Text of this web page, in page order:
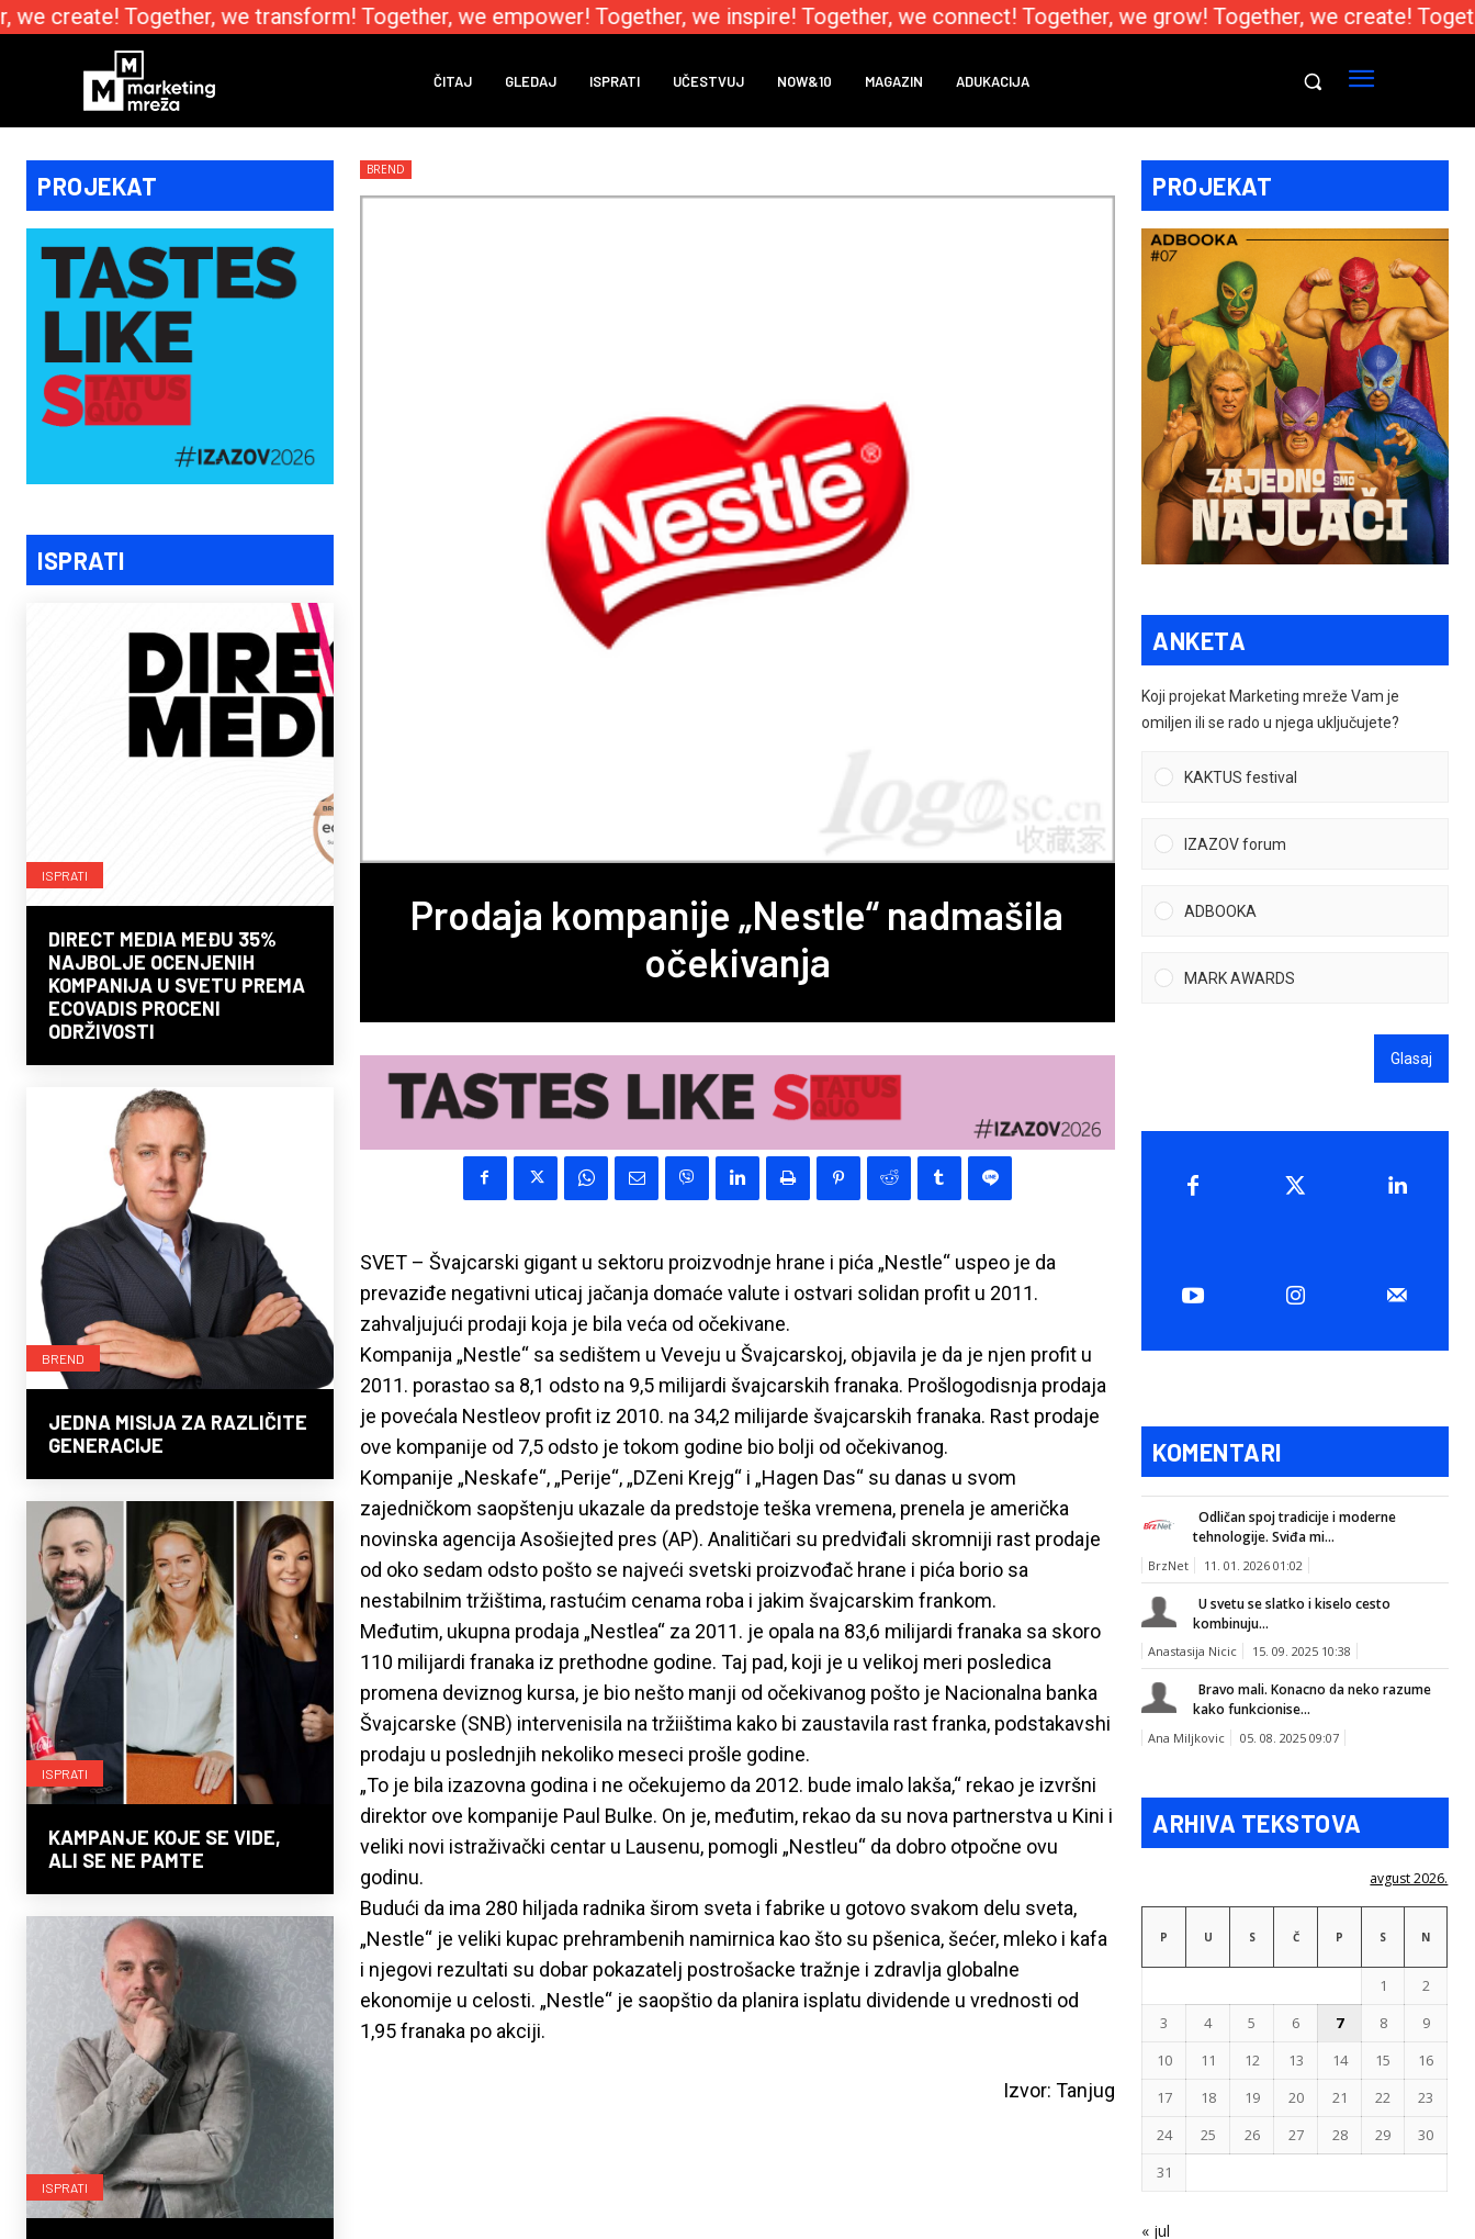
create! Together, we transform! Together, we empower! Together, we inspire! Together, we connect! Together, we grow! Together, we create!
ČITAJ GLEDAJ ISPRATI UČESTVUJ NOW&10 MAGAZIN ADUKACIJA
PROJEKAT
ISPRATI
ISPRATI
DIRECT MEDIA MEĐU 35%
NAJBOLJE OCENJENIH
KOMPANIJA U SVETU PREMA
ECOVADIS PROCENI
ODRŽIVOSTI
BREND
JEDNA MISIJA ZA RAZLIČITE
GENERACIJE
ISPRATI
KAMPANJE KOJE SE VIDE,
ALI SE NE PAMTE
ISPRATI
BREND
Prodaja kompanije „Nestle“ nadmašila
očekivanja
SVET – Švajcarski gigant u sektoru proizvodnje hrane i pića „Nestle“ uspeo je da
prevaziđe negativni uticaj jačanja domaće valute i ostvari solidan profit u 2011.
zahvaljujući prodaji koja je bila veća od očekivane.
Kompanija „Nestle“ sa sedištem u Veveju u Švajcarskoj, objavila je da je njen profit u
2011. porastao sa 8,1 odsto na 9,5 milijardi švajcarskih franaka. Prošlogodisnja prodaja
je povećala Nestleov profit iz 2010. na 34,2 milijarde švajcarskih franaka. Rast prodaje
ove kompanije od 7,5 odsto je tokom godine bio bolji od očekivanog.
Kompanije „Neskafe“, „Perije“, „DZeni Krejg“ i „Hagen Das“ su danas u svom
zajedničkom saopštenju ukazale da predstoje teška vremena, prenela je američka
novinska agencija Asošiejted pres (AP). Analitičari su predviđali skromniji rast prodaje
od oko sedam odsto pošto se najveći svetski proizvođač hrane i pića borio sa
nestabilnim tržištima, rastućim cenama roba i jakim švajcarskim frankom.
Međutim, ukupna prodaja „Nestlea“ za 2011. je opala na 83,6 milijardi franaka sa skoro
110 milijardi franaka iz prethodne godine. Taj pad, koji je u velikoj meri posledica
promena deviznog kursa, je bio nešto manji od očekivanog pošto je Nacionalna banka
Švajcarske (SNB) intervenisila na tržiištima kako bi zaustavila rast franka, podstakavshi
prodaju u poslednjih nekoliko meseci prošle godine.
„To je bila izazovna godina i ne očekujemo da 2012. bude imalo lakša,“ rekao je izvršni
direktor ove kompanije Paul Bulke. On je, međutim, rekao da su nova partnerstva u Kini i
veliki novi istraživački centar u Lausenu, pomogli „Nestleu“ da dobro otpočne ovu
godinu.
Budući da ima 280 hiljada radnika širom sveta i fabrike u gotovo svakom delu sveta,
„Nestle“ je veliki kupac prehrambenih namirnica kao što su pšenica, šećer, mleko i kafa
i njegovi rezultati su dobar pokazatelj postrošacke tražnje i zdravlja globalne
ekonomije u celosti. „Nestle“ je saopštio da planira isplatu dividende u vrednosti od
1,95 franaka po akciji.
Izvor: Tanjug
PROJEKAT
ANKETA
Koji projekat Marketing mreže Vam je
omiljen ili se rado u njega uključujete?
KAKTUS festival
IZAZOV forum
ADBOOKA
MARK AWARDS
Glasaj
KOMENTARI
Odličan spoj tradicije i moderne
tehnologije. Sviđa mi...
BrzNet 11. 01. 2026 01:02
U svetu se slatko i kiselo cesto
kombinuju...
Anastasija Nicic 15. 09. 2025 10:38
Bravo mali. Konacno da neko razume
kako funkcionise...
Ana Miljkovic 05. 08. 2025 09:07
ARHIVA TEKSTOVA
avgust 2026.
P U S Č P S N
1
2
3
4 5 6 7 8
9
10
11 12 13 14 15
16
17
18 19 20 21 22
23
24
25 26 27 28 29
30
31
« jul